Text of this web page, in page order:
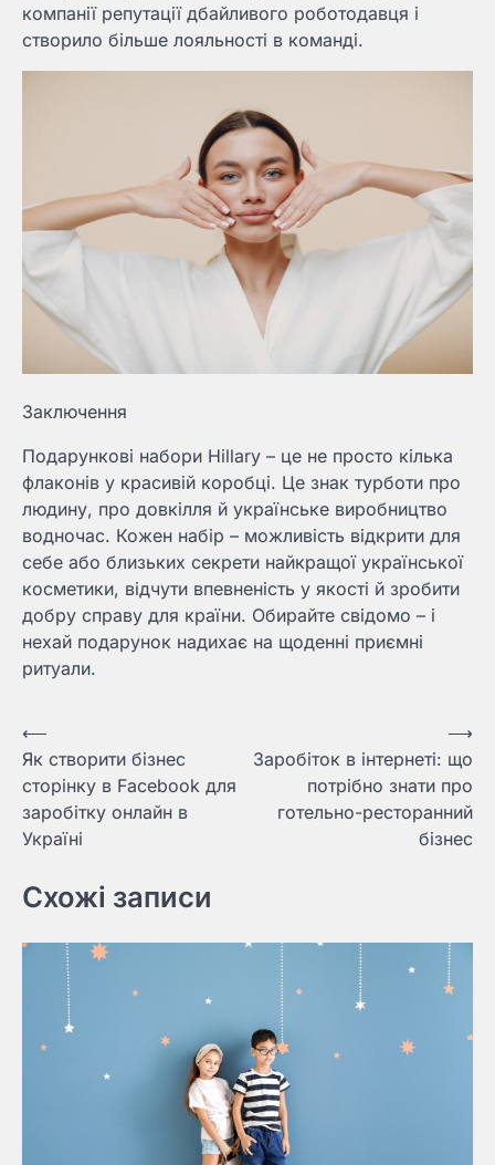
компанії репутації дбайливого роботодавця і
створило більше лояльності в команді.
Заключення
Подарункові набори Hillary – це не просто кілька
флаконів у красивій коробці. Це знак турботи про
людину, про довкілля й українське виробництво
водночас. Кожен набір – можливість відкрити для
себе або близьких секрети найкращої української
косметики, відчути впевненість у якості й зробити
добру справу для країни. Обирайте свідомо – і
нехай подарунок надихає на щоденні приємні
ритуали.
Навигация
по
записям
⟵
Як створити бізнес
сторінку в Facebook для
заробітку онлайн в
Україні
Заробіток в інтернеті: що
потрібно знати про
готельно-ресторанний
бізнес
⟶
Схожі записи